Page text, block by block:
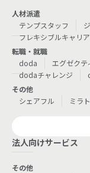
人材派遣
テンプスタッフ
フレキシブルキャリア
転職・就職
doda
エグゼクテ
dodaチャレンジ
その他
シェアフル
ミラ
法人向けサービス
その他